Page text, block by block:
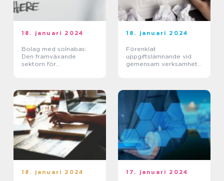
18. januari 2024
Bolag med solnabas:
Den framväxande
sektorn för
18. januari 2024
Förenklat
uppgiftslämnande vid
gemensam verksamhet
18. januari 2024 17. januari 2024